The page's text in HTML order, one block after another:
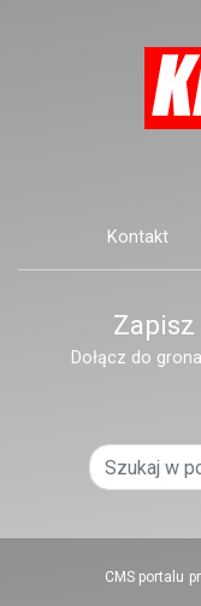
Kontakt
Dołącz do
CMS portalu